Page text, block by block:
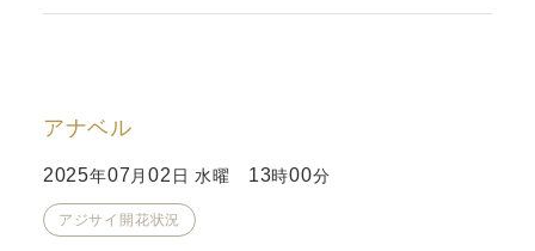
アナベル
2025年07 月02 日 水曜 13時00分
アジサイ開花状況